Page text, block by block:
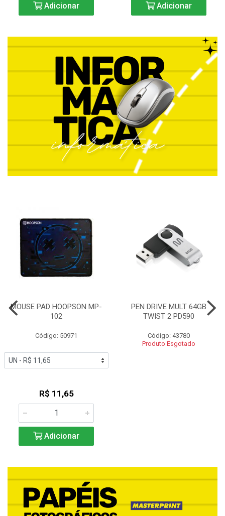
Adicionar Adicionar
MOUSE PAD HOOPSON MP-
102
Código: 50971
R$ 11,65
Adicionar
PEN DRIVE MULT 64GB
TWIST 2 PD590
Código: 43780
Produto Esgotado